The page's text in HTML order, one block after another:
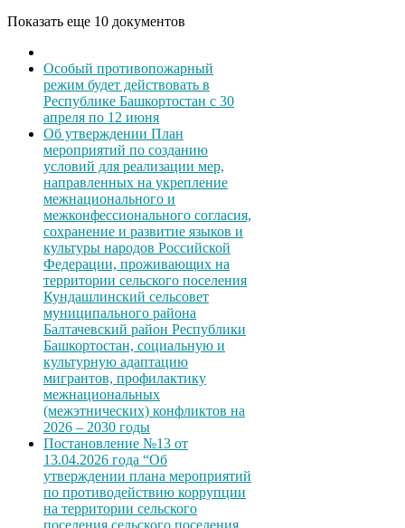
Показать еще 10 документов
Особый противопожарный
режим будет действовать в
Республике Башкортостан с 30
апреля по 12 июня
Об утверждении План
мероприятий по созданию
условий для реализации мер,
направленных на укрепление
межнационального и
межконфессионального согласия,
сохранение и развитие языков и
культуры народов Российской
Федерации, проживающих на
территории сельского поселения
Кундашлинский сельсовет
муниципального района
Балтачевский район Республики
Башкортостан, социальную и
культурную адаптацию
мигрантов, профилактику
межнациональных
(межэтнических) конфликтов на
2026 – 2030 годы
Постановление №13 от
13.04.2026 года “Об
утверждении плана мероприятий
по противодействию коррупции
на территории сельского